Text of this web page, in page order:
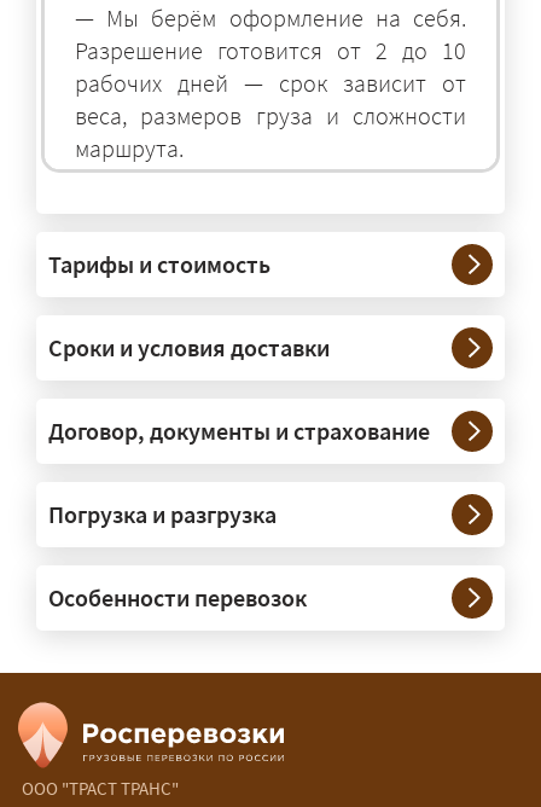
— Мы берём оформление на себя.
Разрешение готовится от 2 до 10
рабочих дней — срок зависит от
веса, размеров груза и сложности
маршрута.
— На тралах и низкорамниках —
платформах, рассчитанных на
крупногабаритную технику и
конструкции. Транспорт подбираем
под конкретные размеры и вес груза.
сопровождение?
организуем. Потребность в машинах
прикрытия зависит от габаритов
груза и маршрута; это определяется
Сколько стоит перевозка
негабарита?
Тарифы и стоимость
Сроки и условия доставки
Договор, документы и страхование
Погрузка и разгрузка
Особенности перевозок
ООО "ТРАСТ ТРАНС"